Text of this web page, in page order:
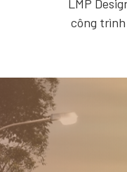
LMP
công
lập bởi
ngành
phức
chiến
và